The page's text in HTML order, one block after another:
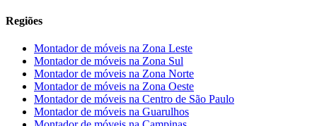
Regiões
Montador de móveis na Zona Leste
Montador de móveis na Zona Sul
Montador de móveis na Zona Norte
Montador de móveis na Zona Oeste
Montador de móveis na Centro de São Paulo
Montador de móveis na Guarulhos